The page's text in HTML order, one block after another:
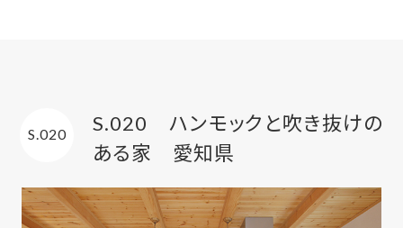
S.020
S.020 ハンモックと吹き抜けの
ある家 愛知県